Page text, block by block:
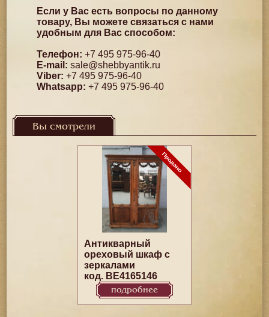
Если у Вас есть вопросы по данному
товару, Вы можете связаться с нами
удобным для Вас способом:
Телефон: +7 495 975-96-40
E-mail: sale@shebbyantik.ru
Viber: +7 495 975-96-40
Whatsapp: +7 495 975-96-40
Вы смотрели
Антикварный
ореховый шкаф с
зеркалами
код. BE4165146
подробнее